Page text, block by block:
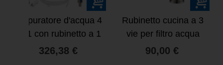
Depuratore d'acqua 4
in 1 con rubinetto a 1
vi
326,38 €
Rubinetto cucina a 3
vie per filtro acqua
90,00 €